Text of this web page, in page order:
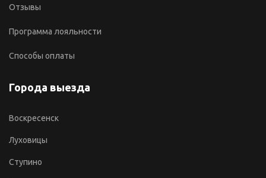
Отзывы
Программа лояльности
Способы оплаты
Города выезда
Воскресенск
Луховицы
Ступино